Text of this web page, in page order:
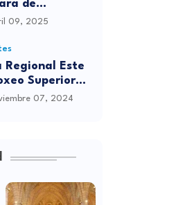
de
se
de la
Jet Set
09, 2025
Regional Este
Superior
inaugurada este
07, 2024